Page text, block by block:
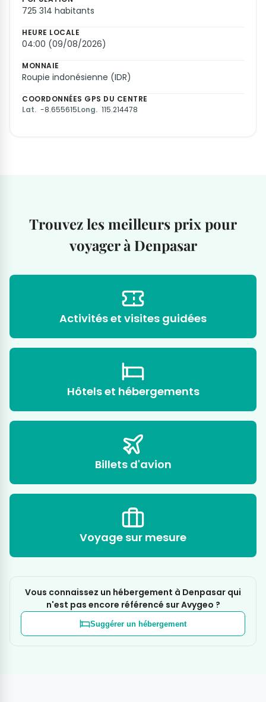
725 314 habitants
HEURE LOCALE
04:00 (09/08/2026)
MONNAIE
Roupie indonésienne (IDR)
COORDONNÉES GPS DU CENTRE
Lat. -8.655615Long. 115.214478
Trouvez les meilleurs prix pour
voyager à Denpasar
Activités et visites guidées
Hôtels et hébergements
Billets d'avion
Voyage sur mesure
Vous connaissez un hébergement à Denpasar qui
n'est pas encore référencé sur Avygeo ?
Suggérer un hébergement